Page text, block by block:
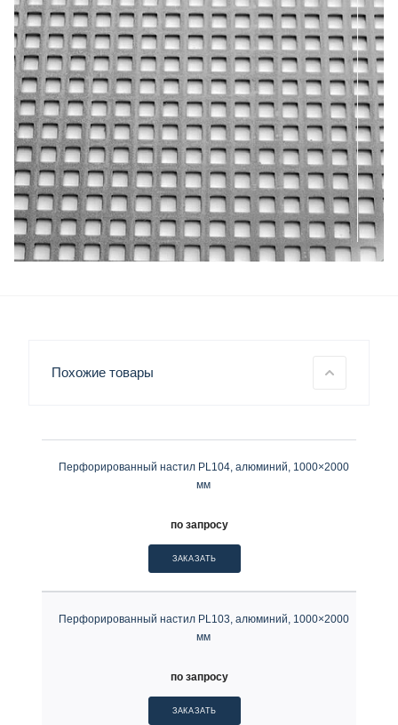
Похожие товары
Перфорированный настил PL104, алюминий, 1000×2000
мм
по запросу
ЗАКАЗАТЬ
Перфорированный настил PL103, алюминий, 1000×2000
мм
по запросу
ЗАКАЗАТЬ